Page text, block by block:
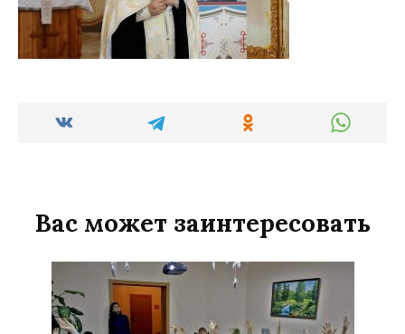
Вас может заинтересовать